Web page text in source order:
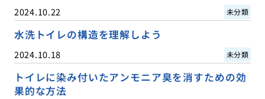
2024.10.22 未分類
水洗トイレの構造を理解しよう
2024.10.18 未分類
トイレに染み付いたアンモニア臭を消すための効
果的な方法